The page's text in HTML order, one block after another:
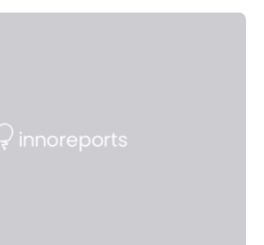
Einsatz von Rezyklaten